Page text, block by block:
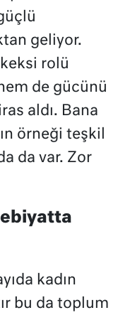
geliyor.
rolü
de gücünü
aldı. Bana
örneği teşkil
da var. Zor
kadın
bu da toplum